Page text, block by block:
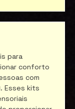
para
conforto
com
Esses kits